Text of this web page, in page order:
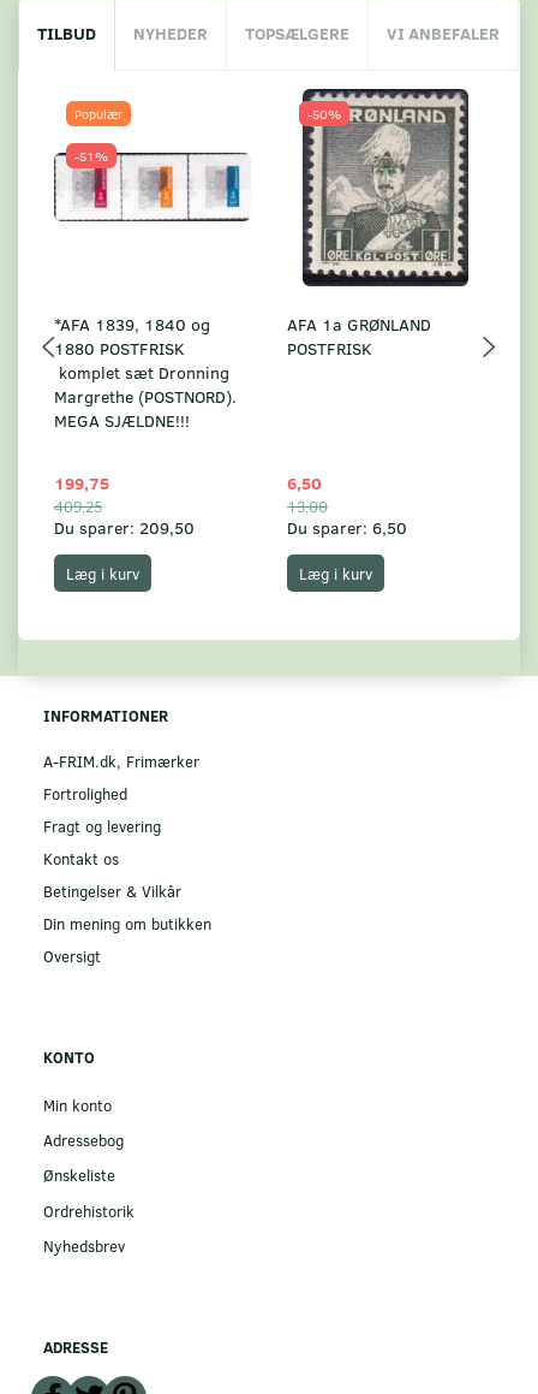
TILBUD NYHEDER TOPSÆLGERE VI ANBEFALER
Populær
-51%
*AFA 1839, 1840 og
1880 POSTFRISK
komplet sæt Dronning
Margrethe (POSTNORD).
MEGA SJÆLDNE!!!
199,75
409,25
Du sparer: 209,50
Læg i kurv
-50%
AFA 1a GRØNLAND
POSTFRISK
6,50
13,00
Du sparer: 6,50
Læg i kurv
INFORMATIONER
A-FRIM.dk, Frimærker
Fortrolighed
Fragt og levering
Kontakt os
Betingelser & Vilkår
Din mening om butikken
Oversigt
KONTO
Min konto
Adressebog
Ønskeliste
Ordrehistorik
Nyhedsbrev
ADRESSE